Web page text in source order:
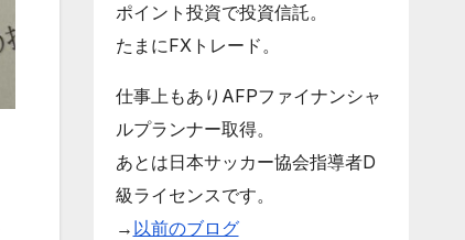
ポイント投資で投資信託。
たまにFXトレード。
仕事上もありAFPファイナンシャ
ルプランナー取得。
あとは日本サッカー協会指導者D
級ライセンスです。
→ 以前のブログ